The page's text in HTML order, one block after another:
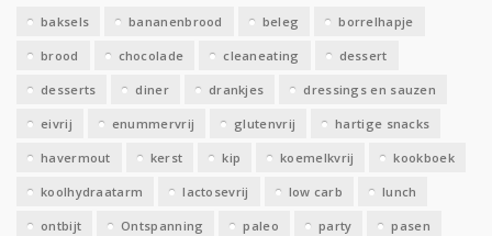
baksels bananenbrood beleg borrelhapje
brood chocolade cleaneating dessert
desserts diner drankjes dressings en sauzen
eivrij enummervrij glutenvrij hartige snacks
havermout kerst kip koemelkvrij kookboek
koolhydraatarm lactosevrij low carb lunch
ontbijt Ontspanning paleo party pasen